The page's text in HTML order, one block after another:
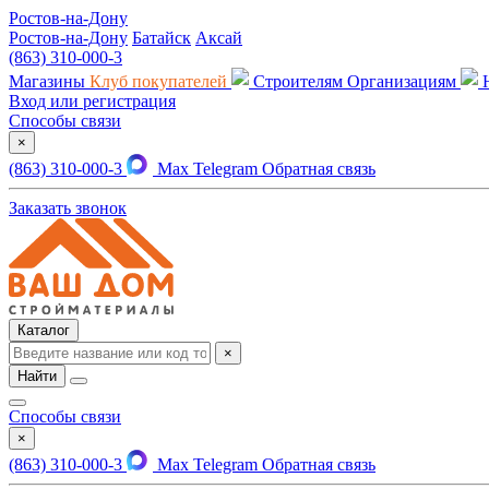
Ростов-на-Дону
Ростов-на-Дону Батайск Аксай
(863) 310-000-3
Магазины Клуб покупателей Строителям Организациям
Вход или регистрация
Способы связи
×
(863) 310-000-3 Max Telegram Обратная связь
Заказать звонок
Каталог
×
Найти
Способы связи
×
(863) 310-000-3 Max Telegram Обратная связь